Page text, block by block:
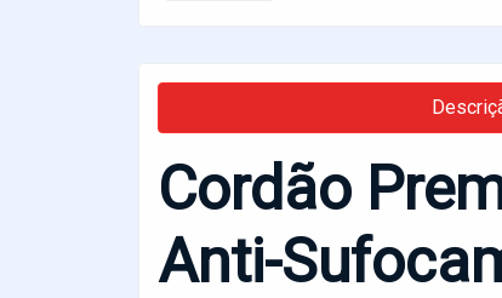
Cordão
Anti-